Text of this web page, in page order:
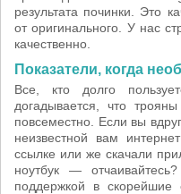
результата починки. Это
от оригинального. У нас
качественно.
Показатели, когда
Все, кто долго
догадывается, что
повсеместно. Если вы
неизвестной вам
ссылке или же скачали
ноутбук —
поддержкой в